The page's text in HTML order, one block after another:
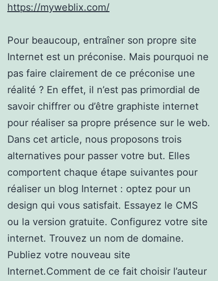
https://myweblix.com/
Pour beaucoup, entraîner son propre site
Internet est un préconise. Mais pourquoi ne
pas faire clairement de ce préconise une
réalité ? En effet, il n’est pas primordial de
savoir chiffrer ou d’être graphiste internet
pour réaliser sa propre présence sur le web.
Dans cet article, nous proposons trois
alternatives pour passer votre but. Elles
comportent chaque étape suivantes pour
réaliser un blog Internet : optez pour un
design qui vous satisfait. Essayez le CMS
ou la version gratuite. Configurez votre site
internet. Trouvez un nom de domaine.
Publiez votre nouveau site
Internet.Comment de ce fait choisir l’auteur